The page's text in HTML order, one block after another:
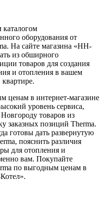
оборудования от
На сайте магазина «НН-
из обширного
товаров для создания
и отопления в вашем
ценам в интернет-магазине
уровень сервиса,
товаров из
заказных позиций Therma.
готовы дать развернутую
пояснить различия
для отопления и
вам. Покупайте
по выгодным ценам в